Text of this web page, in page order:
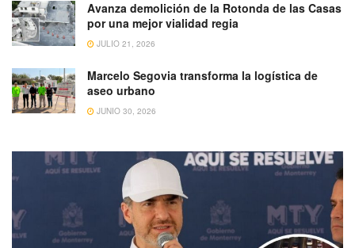
Avanza demolición de la Rotonda de las Casas
por una mejor vialidad regia
JULIO 21, 2026
Marcelo Segovia transforma la logística de
aseo urbano
JUNIO 30, 2026